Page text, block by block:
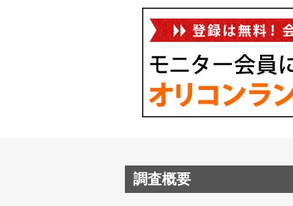
調査概要